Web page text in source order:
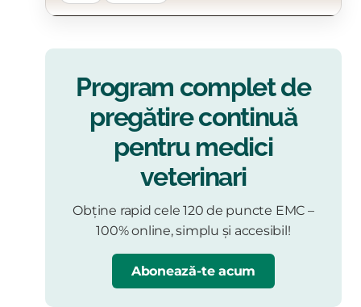
Program complet de
pregătire continuă
pentru medici
veterinari
Obține rapid cele 120 de puncte EMC –
100% online, simplu și accesibil!
Abonează-te acum